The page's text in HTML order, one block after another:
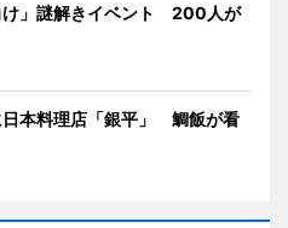
け」謎解きイベント 200人が
日本料理店「銀平」 鯛飯が看